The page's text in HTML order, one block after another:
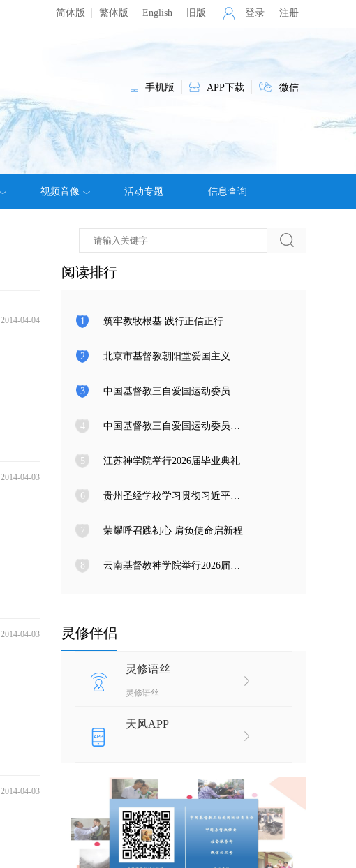
简体版 繁体版 English 旧版 登录 注册
手机版 APP下载 微信
视频音像 活动专题 信息查询
2014-04-04
2014-04-03
2014-04-03
2014-04-03
阅读排行
1 筑牢教牧根基 践行正信正行
2 北京市基督教朝阳堂爱国主义教育学习访问团一行来访
3 中国基督教三自爱国运动委员会2026年度公开招聘工作人员面试公告
4 中国基督教三自爱国运动委员会2026年度公开招聘应届高校毕业生面试公告
5 江苏神学院举行2026届毕业典礼
6 贵州圣经学校学习贯彻习近平总书记在庆祝中国共产党成立105周年大会上的重要讲话精神
7 荣耀呼召践初心 肩负使命启新程
8 云南基督教神学院举行2026届毕业典礼
灵修伴侣
灵修语丝
灵修语丝
天风APP